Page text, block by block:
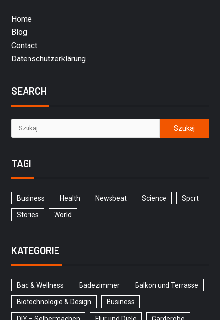
Home
Blog
Contact
Datenschutzerklärung
SEARCH
TAGI
Business Health Newsbeat Science Sport
Stories World
KATEGORIE
Bad & Wellness Badezimmer Balkon und Terrasse
Biotechnologie & Design Business
DIY – Selbermachen Flur und Diele Garderobe